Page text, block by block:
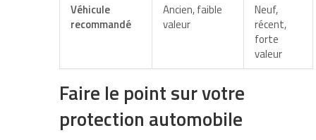
Véhicule
recommandé
Ancien, faible
valeur
Neuf,
récent,
forte
valeur
Faire le point sur votre
protection automobile